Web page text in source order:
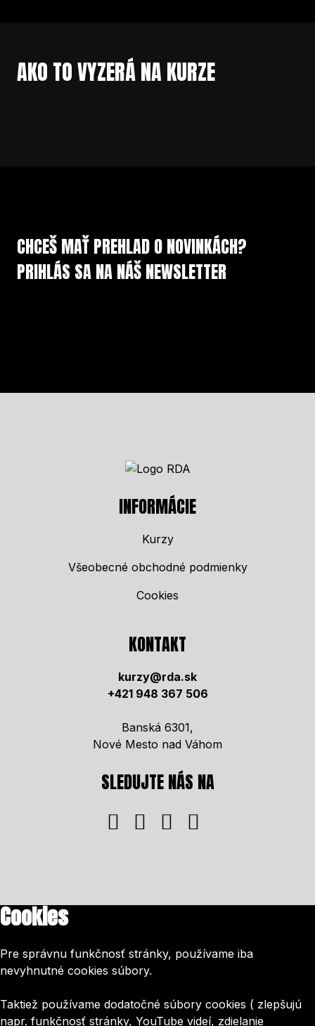
AKO TO VYZERÁ NA KURZE
CHCEŠ MAŤ PREHLAD O NOVINKÁCH?
PRIHLÁS SA NA NÁŠ NEWSLETTER
INFORMÁCIE
Kurzy
Všeobecné obchodné podmienky
Cookies
KONTAKT
kurzy@rda.sk
+421 948 367 506
Banská 6301,
Nové Mesto nad Váhom
SLEDUJTE NÁS NA
Cookies
Pre správnu funkčnosť stránky, používame iba
nevyhnutné cookies súbory.
Taktiež používame dodatočné súbory cookies ( zlepšujú
napr. funkčnosť stránky, YouTube videí, zdielanie